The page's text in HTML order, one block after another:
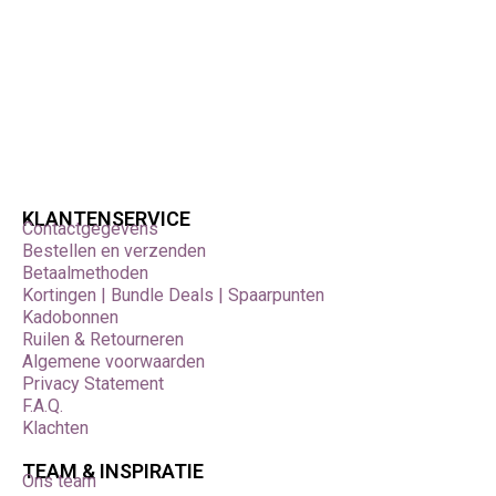
KLANTENSERVICE
Contactgegevens
Bestellen en verzenden
Betaalmethoden
Kortingen | Bundle Deals | Spaarpunten
Kadobonnen
Ruilen & Retourneren
Algemene voorwaarden
Privacy Statement
F.A.Q.
Klachten
TEAM & INSPIRATIE
Ons team